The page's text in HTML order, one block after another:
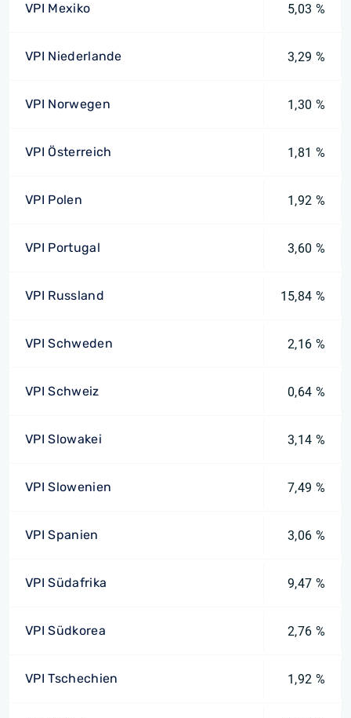
VPI Mexiko 5,03 %
VPI Niederlande 3,29 %
VPI Norwegen 1,30 %
VPI Österreich 1,81 %
VPI Polen 1,92 %
VPI Portugal 3,60 %
VPI Russland 15,84 %
VPI Schweden 2,16 %
VPI Schweiz 0,64 %
VPI Slowakei 3,14 %
VPI Slowenien 7,49 %
VPI Spanien 3,06 %
VPI Südafrika 9,47 %
VPI Südkorea 2,76 %
VPI Tschechien 1,92 %